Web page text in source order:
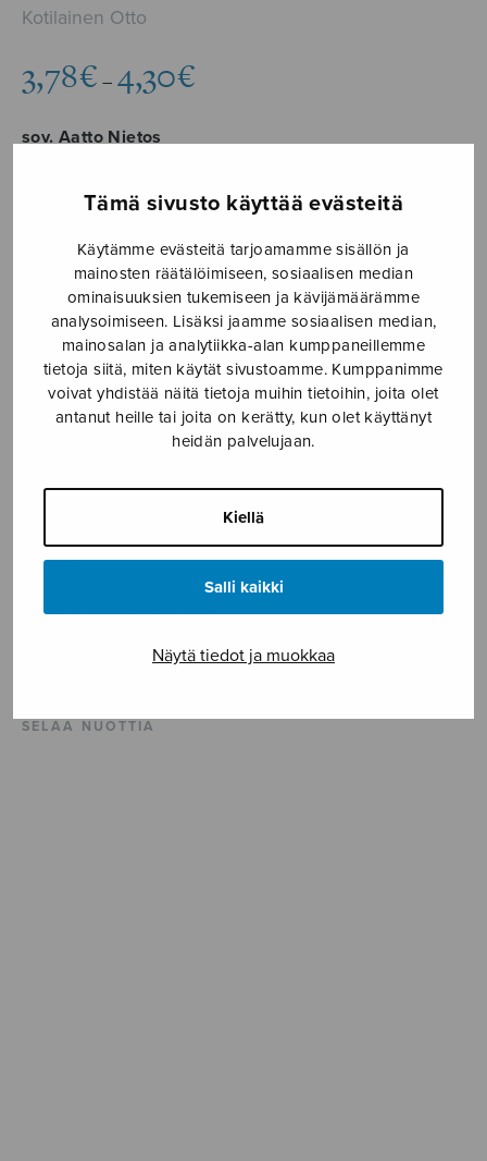
Tämä sivusto käyttää evästeitä
Käytämme evästeitä tarjoamamme sisällön ja
mainosten räätälöimiseen, sosiaalisen median
ominaisuuksien tukemiseen ja kävijämäärämme
analysoimiseen. Lisäksi jaamme sosiaalisen median,
mainosalan ja analytiikka-alan kumppaneillemme
tietoja siitä, miten käytät sivustoamme. Kumppanimme
voivat yhdistää näitä tietoja muihin tietoihin, joita olet
antanut heille tai joita on kerätty, kun olet käyttänyt
heidän palvelujaan.
Kiellä
Salli kaikki
Näytä tiedot ja muokkaa
Kotilainen Otto
3,78€ – 4,30€
4,30€
sov. Aatto Nietos
Formaatti
Varpunen
jouluaamuna
määrä
LISÄÄ
OSTOSKORIIN
S1215
KUVAUS
Nietos.
ISMN 979-0-55010-215-6
SELAA NUOTTIA